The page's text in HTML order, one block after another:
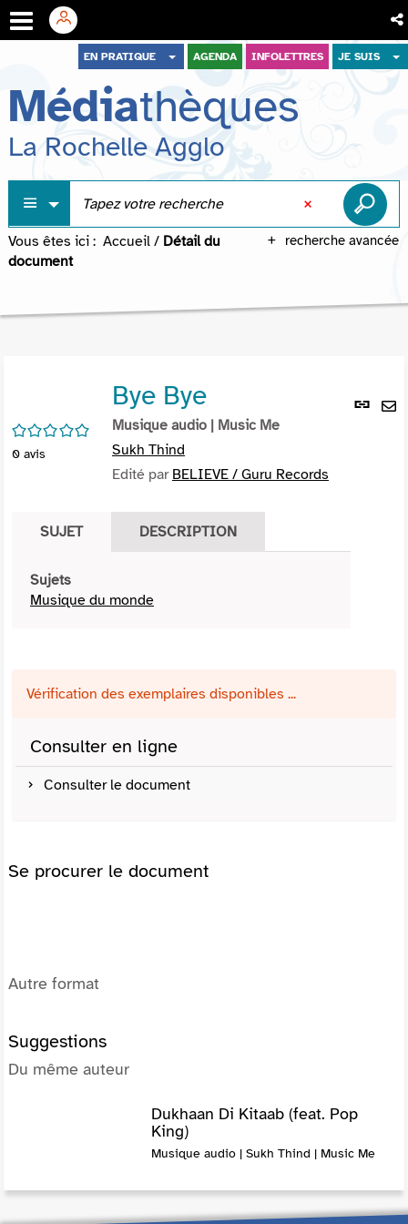
menu
contenu
recherche
EN PRATIQUE AGENDA INFOLETTRES JE SUIS
Médiathèques
La Rochelle Agglo
recherche avancée
Vous êtes ici : Accueil / Détail du
document
Lien
/5
0 avis
Bye Bye
Musique audio | Music Me
Sukh Thind
Edité par BELIEVE / Guru Records
SUJET DESCRIPTION
Sujets
Musique du monde
Vérification des exemplaires disponibles ...
Consulter en ligne
Consulter le document
Se procurer le document
Autre format
Suggestions
Du même auteur
Dukhaan Di Kitaab (feat. Pop
King)
Musique audio | Sukh Thind | Music Me